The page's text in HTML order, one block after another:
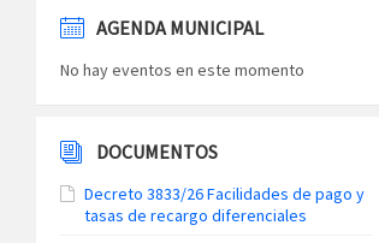
AGENDA MUNICIPAL
No hay eventos en este momento
DOCUMENTOS
Decreto 3833/26 Facilidades de pago y
tasas de recargo diferenciales